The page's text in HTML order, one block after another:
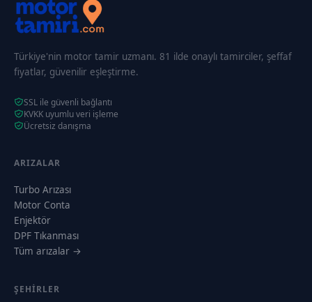
Türkiye'nin motor tamir uzmanı. 81 ilde onaylı tamirciler, şeffaf
fiyatlar, güvenilir eşleştirme.
SSL ile güvenli bağlantı
KVKK uyumlu veri işleme
Ücretsiz danışma
ARIZALAR
Turbo Arızası
Motor Conta
Enjektör
DPF Tıkanması
Tüm arızalar →
ŞEHIRLER